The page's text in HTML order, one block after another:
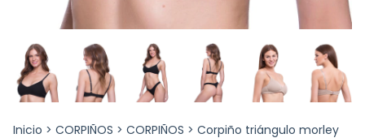
Inicio > CORPIÑOS > CORPIÑOS > Corpiño triángulo morley